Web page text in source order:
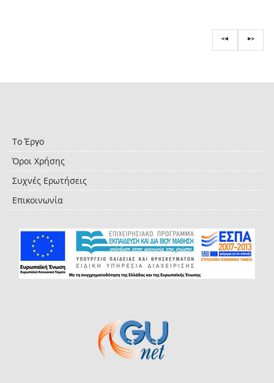
Το Έργο
Όροι Χρήσης
Συχνές Ερωτήσεις
Επικοινωνία